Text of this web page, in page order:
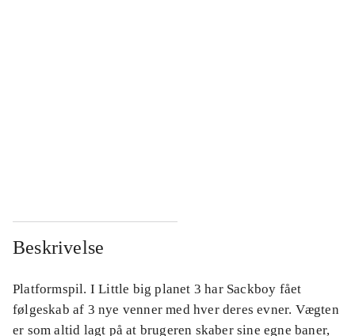
Beskrivelse
Platformspil. I Little big planet 3 har Sackboy fået
følgeskab af 3 nye venner med hver deres evner. Vægten
er som altid lagt på at brugeren skaber sine egne baner,